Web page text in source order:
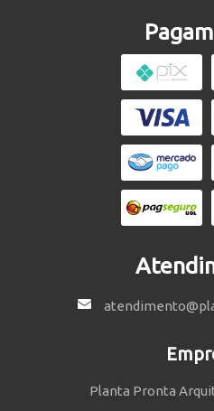
Planta Pronta